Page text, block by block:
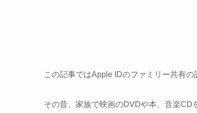
この記事ではApple IDのファミリー共有の
その昔、家族で映画のDVDや本、音楽CD